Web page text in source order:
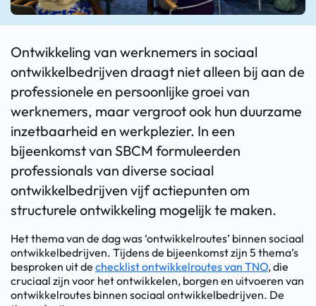
Ontwikkeling van werknemers in sociaal
ontwikkelbedrijven draagt niet alleen bij aan de
professionele en persoonlijke groei van
werknemers, maar vergroot ook hun duurzame
inzetbaarheid en werkplezier. In een
bijeenkomst van SBCM formuleerden
professionals van diverse sociaal
ontwikkelbedrijven vijf actiepunten om
structurele ontwikkeling mogelijk te maken.
Het thema van de dag was ‘ontwikkelroutes’ binnen sociaal
ontwikkelbedrijven. Tijdens de bijeenkomst zijn 5 thema’s
besproken uit de checklist ontwikkelroutes van TNO, die
cruciaal zijn voor het ontwikkelen, borgen en uitvoeren van
ontwikkelroutes binnen sociaal ontwikkelbedrijven. De